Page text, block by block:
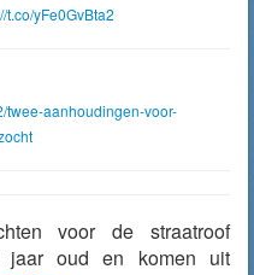
t.co/yFe0GvBta2
twee-aanhoudingen-voor-
voor de straatroof
jaar oud en komen uit